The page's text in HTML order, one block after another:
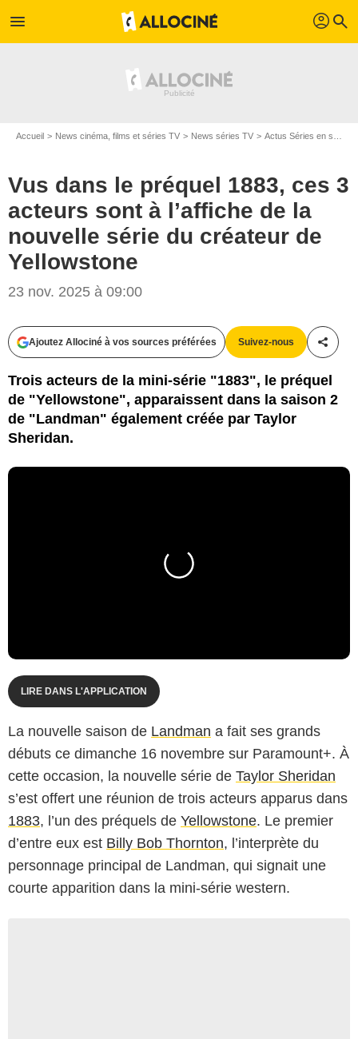
menu profil search
Accueil News cinéma, films et séries TV News séries TV Actus Séries en streaming
Vus dans le préquel 1883, ces 3
acteurs sont à l’affiche de la
nouvelle série du créateur de
Yellowstone
23 nov. 2025 à 09:00
Ajoutez Allociné à vos sources préférées Suivez-nous
Trois acteurs de la mini-série "1883", le préquel
de "Yellowstone", apparaissent dans la saison 2
de "Landman" également créée par Taylor
Sheridan.
LIRE DANS L'APPLICATION
La nouvelle saison de Landman a fait ses grands
débuts ce dimanche 16 novembre sur Paramount+. À
cette occasion, la nouvelle série de Taylor Sheridan
s’est offert une réunion de trois acteurs apparus dans
1883, l’un des préquels de Yellowstone. Le premier
d’entre eux est Billy Bob Thornton, l’interprète du
personnage principal de Landman, qui signait une
courte apparition dans la mini-série western.